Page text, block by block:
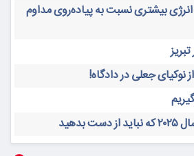
انرژی بیشتری نسبت به پیاده‌روی مداوم
جعلی در دادگاه!